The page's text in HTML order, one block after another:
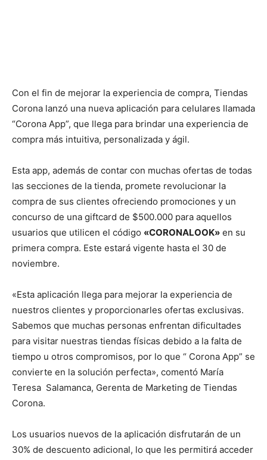
Con el fin de mejorar la experiencia de compra, Tiendas
Corona lanzó una nueva aplicación para celulares llamada
“Corona App”, que llega para brindar una experiencia de
compra más intuitiva, personalizada y ágil.
Esta app, además de contar con muchas ofertas de todas
las secciones de la tienda, promete revolucionar la
compra de sus clientes ofreciendo promociones y un
concurso de una giftcard de $500.000 para aquellos
usuarios que utilicen el código «CORONALOOK» en su
primera compra. Este estará vigente hasta el 30 de
noviembre.
«Esta aplicación llega para mejorar la experiencia de
nuestros clientes y proporcionarles ofertas exclusivas.
Sabemos que muchas personas enfrentan dificultades
para visitar nuestras tiendas físicas debido a la falta de
tiempo u otros compromisos, por lo que “ Corona App” se
convierte en la solución perfecta», comentó María
Teresa Salamanca, Gerenta de Marketing de Tiendas
Corona.
Los usuarios nuevos de la aplicación disfrutarán de un
30% de descuento adicional, lo que les permitirá acceder